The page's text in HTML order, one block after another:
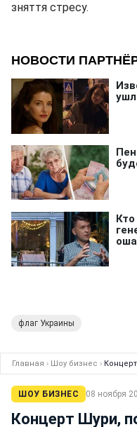
зняття стресу.
флаг Украины
Главная › Шоу бизнес ›
ШОУ БИЗНЕС 08 ноября
Концерт Шури,